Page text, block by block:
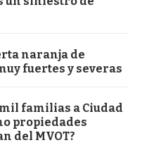
naranja de
fuertes y severas
familias a Ciudad
propiedades
del MVOT?